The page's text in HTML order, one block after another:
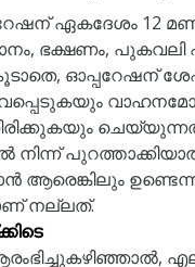
ഏകദേശം 12
ഭക്ഷണം, പുകവലി
ഓപ്പറേഷന്
നല്ലത്.